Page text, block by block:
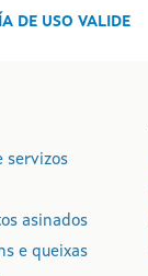
DE USO VALIDE
servizos
asinados
e queixas